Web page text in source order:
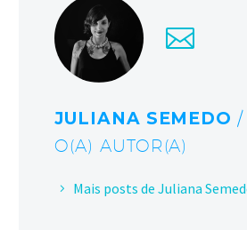
JULIANA SEMEDO/
O(A) AUTOR(A)
Mais posts de Juliana